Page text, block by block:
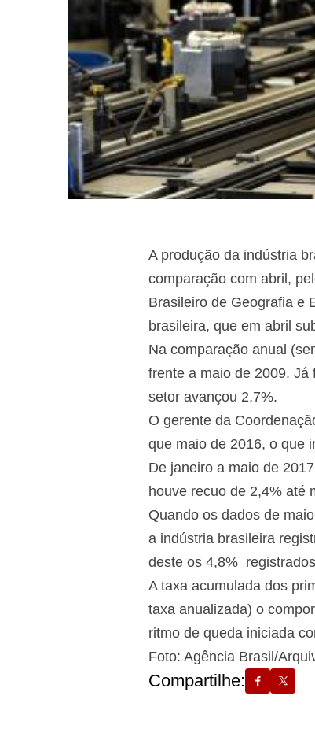
A produção da indústria
comparação com abril,
Brasileiro de Geografia e
brasileira, que em abril
Na comparação anual
frente a maio de 2009. Já
setor avançou 2,7%.
O gerente da
que maio de 2016, o que
De janeiro a maio de
houve recuo de 2,4% até
Quando os dados de
a indústria brasileira
deste os 4,8%
A taxa acumulada dos
taxa anualizada) o
ritmo de queda iniciada
Foto: Agência Brasil/
Compartilhe: